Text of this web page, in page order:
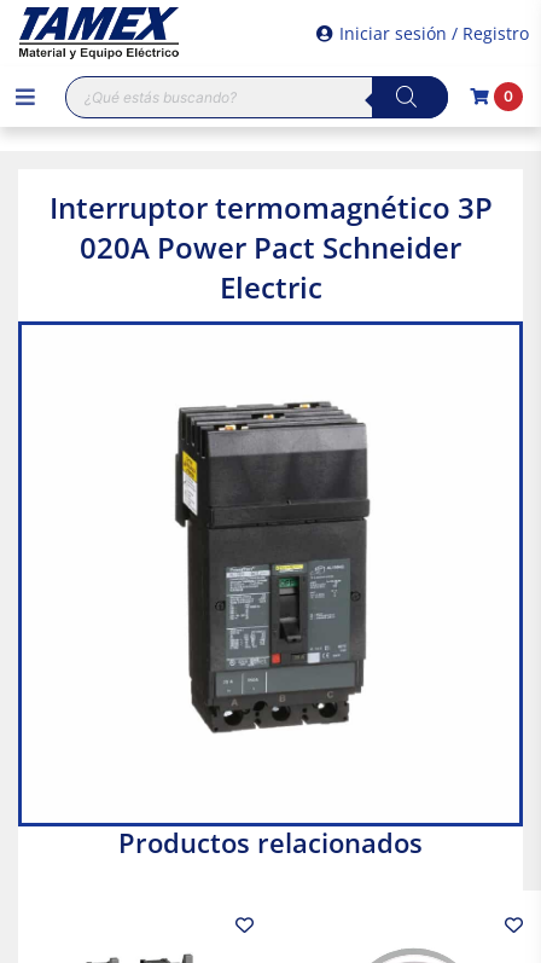
Iniciar sesión / Registro
Búsqueda
de
productos
0
Interruptor termomagnético 3P
020A Power Pact Schneider
Electric
Productos relacionados